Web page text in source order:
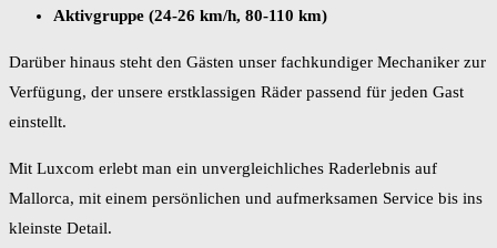
Aktivgruppe (24-26 km/h, 80-110 km)
Darüber hinaus steht den Gästen unser fachkundiger Mechaniker zur
Verfügung, der unsere erstklassigen Räder passend für jeden Gast
einstellt.
Mit Luxcom erlebt man ein unvergleichliches Raderlebnis auf
Mallorca, mit einem persönlichen und aufmerksamen Service bis ins
kleinste Detail.